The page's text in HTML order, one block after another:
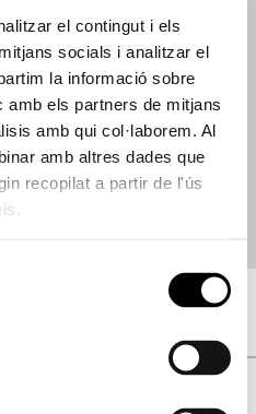
el contingut i els
socials i analitzar el
la informació sobre
els partners de mitjans
amb qui col·laborem. Al
amb altres dades que
recopilat a partir de l'ús